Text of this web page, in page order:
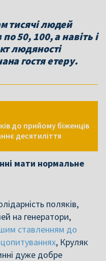
тисячі людей
50, 100, а навіть і
людяності
гостя етеру.
до прийому біженців
десятиліття
мати нормальне
поляків,
на генератори,
ставленням до
, Круляк
дуже добре